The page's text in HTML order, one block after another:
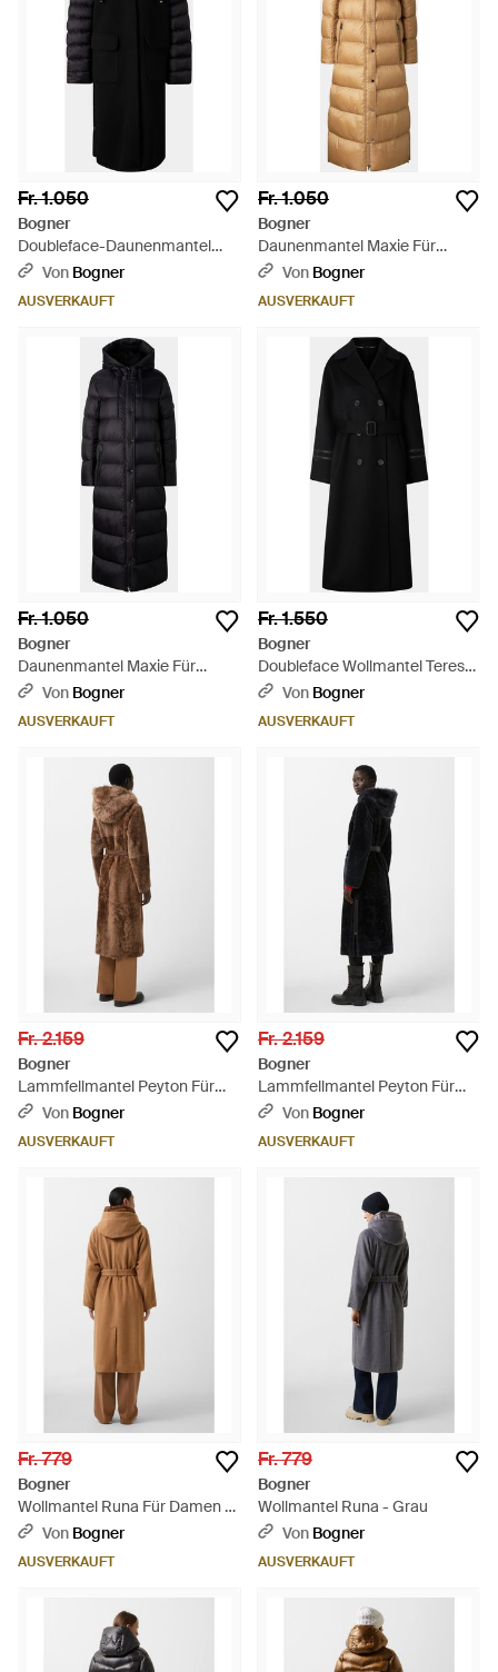
Fr. 1.050
Bogner
Doubleface-Daunenmantel
Trisha Für Damen - Schwarz
Von Bogner
AUSVERKAUFT
Fr. 1.050
Bogner
Daunenmantel Maxie Für
Damen - Natur
Von Bogner
AUSVERKAUFT
Fr. 1.050
Bogner
Daunenmantel Maxie Für
Damen - Schwarz
Von Bogner
AUSVERKAUFT
Fr. 1.550
Bogner
Doubleface Wollmantel Terese
Für Damen - Schwarz
Von Bogner
AUSVERKAUFT
Fr. 2.159
Bogner
Lammfellmantel Peyton Für
Damen - Braun
Von Bogner
AUSVERKAUFT
Fr. 2.159
Bogner
Lammfellmantel Peyton Für
Damen - Schwarz
Von Bogner
AUSVERKAUFT
Fr. 779
Bogner
Wollmantel Runa Für Damen -
Braun
Von Bogner
AUSVERKAUFT
Fr. 779
Bogner
Wollmantel Runa - Grau
Von Bogner
AUSVERKAUFT